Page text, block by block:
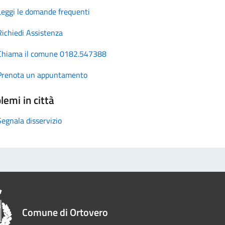
le domande frequenti
Assistenza
il comune 0182.547388
un appuntamento
in città
disservizio
Comune di Ortovero